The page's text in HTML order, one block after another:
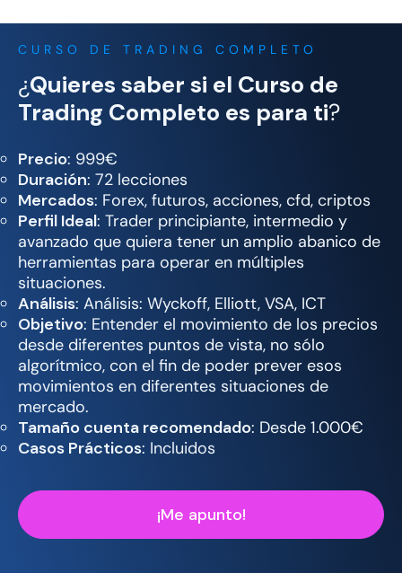
CURSO DE TRADING COMPLETO
¿Quieres saber si el Curso de
Trading Completo es para ti?
Precio: 999€
Duración: 72 lecciones
Mercados: Forex, futuros, acciones, cfd, criptos
Perfil Ideal: Trader principiante, intermedio y
avanzado que quiera tener un amplio abanico de
herramientas para operar en múltiples
situaciones.
Análisis: Análisis: Wyckoff, Elliott, VSA, ICT
Objetivo: Entender el movimiento de los precios
desde diferentes puntos de vista, no sólo
algorítmico, con el fin de poder prever esos
movimientos en diferentes situaciones de
mercado.
Tamaño cuenta recomendado: Desde 1.000€
Casos Prácticos: Incluidos
¡Me apunto!